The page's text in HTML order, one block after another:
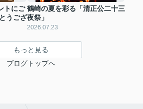
トにご
うござ
鶴崎の夏を彩る「清正公二十三
夜祭」
2026.07.23
もっと見る
ブログトップへ